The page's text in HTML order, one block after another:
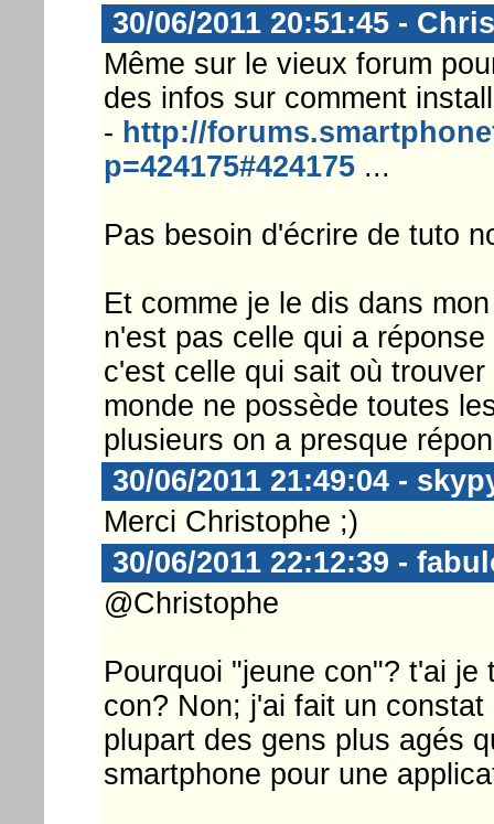
30/06/2011 20:51:45 -
Même sur le vieux forum
des infos sur comment
- http://
p=424175#424175...
Pas besoin d'écrire de tuto
Et comme je le dis dans
n'est pas celle qui a
c'est celle qui sait où
monde ne possède toutes
plusieurs on a presque
30/06/2011 21:49:04 -
Merci Christophe ;)
30/06/2011 22:12:39 -
@Christophe
Pourquoi "jeune con"? t'ai
con? Non; j'ai fait un
plupart des gens plus agés
smartphone pour une